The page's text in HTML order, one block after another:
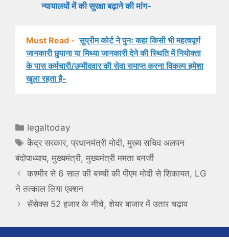
न्यायालयों में की सुरक्षा बढ़ाने की मांग-
Must Read - सुप्रीम कोर्ट ने पुनः कहा किसी भी महत्वपूर्ण
जानकारी छुपाना या मिथ्या जानकारी देने की स्थिति में नियोक्ता
के पास कर्मचारी/उम्मीदवार की सेवा समाप्त करना विकल्प हमेशा
खुला रहता है-
Categories
legaltoday
Tags
केंद्र सरकार,प्रधानमंत्री मोदी,मुख्य सचिव अलपन
बंदोपाध्याय, मुख्यमंत्री, मुख्यमंत्री ममता बनर्जी
कश्मीर से 6 साल की बच्ची की पीएम मोदी से शिकायत, LG
ने तत्काल लिया एक्शन
सेंसेक्स 52 हजार के नीचे, शेयर बाजार में उतार चढ़ाव